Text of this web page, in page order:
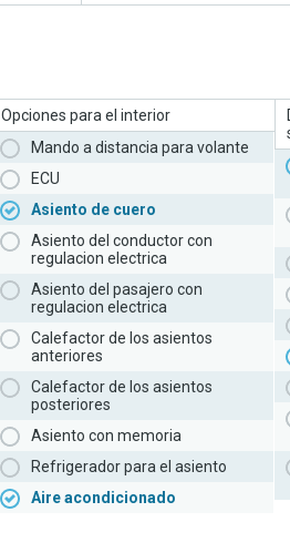
Opciones para el interior
Mando a distancia para volante
ECU
Asiento de cuero
Asiento del conductor con
regulacion electrica
Asiento del pasajero con
regulacion electrica
Calefactor de los asientos
anteriores
Calefactor de los asientos
posteriores
Asiento con memoria
Refrigerador para el asiento
Aire acondicionado